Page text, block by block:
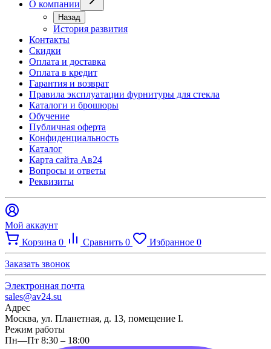
О компании
Назад
История развития
Контакты
Скидки
Оплата и доставка
Оплата в кредит
Гарантия и возврат
Правила эксплуатации фурнитуры для стекла
Каталоги и брошюры
Обучение
Публичная оферта
Конфиденциальность
Каталог
Карта сайта Ав24
Вопросы и ответы
Реквизиты
Мой аккаунт
Корзина 0 Сравнить 0 Избранное 0
Заказать звонок
Электронная почта
sales@av24.su
Адрес
Москва, ул. Планетная, д. 13, помещение I.
Режим работы
Пн—Пт 8:30 – 18:00